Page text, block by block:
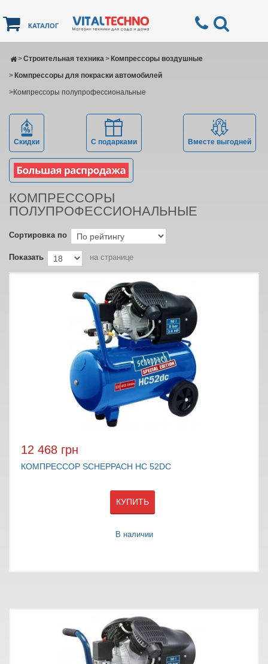
КАТАЛОГ
Строительная техника
> Компрессоры воздушные
>
Компрессоры для покраски автомобилей
>
Компрессоры полупрофессиональные
>
Скидки С подарками Вместе выгодней
КОМПРЕССОРЫ
ПОЛУПРОФЕССИОНАЛЬНЫЕ
Сортировка по
Показать на странице
12 468 грн
КОМПРЕССОР SCHEPPACH HC 52DC
КУПИТЬ
В наличии